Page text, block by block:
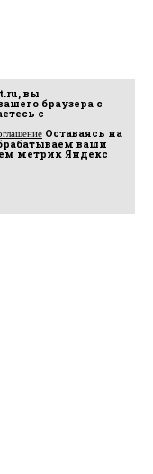
, вы
браузера с
с
Оставаясь на
ваши
метрик Яндекс